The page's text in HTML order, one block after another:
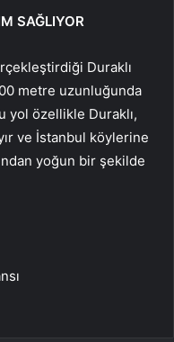
SAĞLIYOR
Duraklı
metre uzunluğunda
yol özellikle Duraklı,
ve İstanbul köylerine
yoğun bir şekilde